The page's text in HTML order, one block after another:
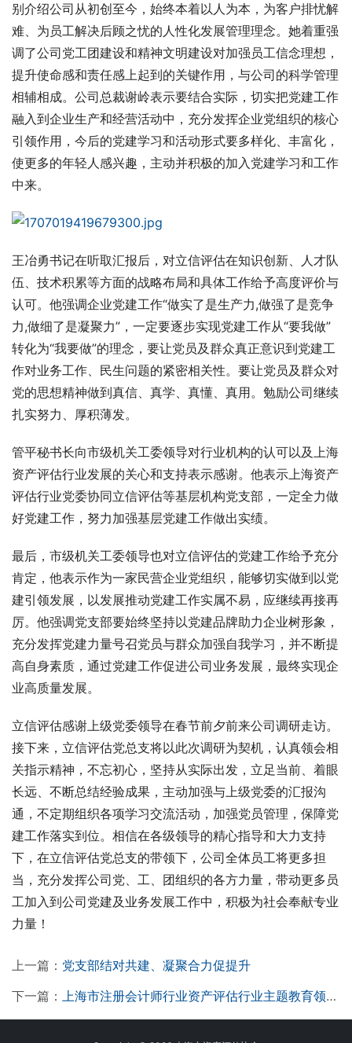
别介绍公司从初创至今，始终本着以人为本，为客户排忧解
难、为员工解决后顾之忧的人性化发展管理理念。她着重强
调了公司党工团建设和精神文明建设对加强员工信念理想，
提升使命感和责任感上起到的关键作用，与公司的科学管理
相辅相成。公司总裁谢岭表示要结合实际，切实把党建工作
融入到企业生产和经营活动中，充分发挥企业党组织的核心
引领作用，今后的党建学习和活动形式要多样化、丰富化，
使更多的年轻人感兴趣，主动并积极的加入党建学习和工作
中来。
王冶勇书记在听取汇报后，对立信评估在知识创新、人才队
伍、技术积累等方面的战略布局和具体工作给予高度评价与
认可。他强调企业党建工作“做实了是生产力,做强了是竞争
力,做细了是凝聚力”，一定要逐步实现党建工作从“要我做”
转化为“我要做”的理念，要让党员及群众真正意识到党建工
作对业务工作、民生问题的紧密相关性。要让党员及群众对
党的思想精神做到真信、真学、真懂、真用。勉励公司继续
扎实努力、厚积薄发。
管平秘书长向市级机关工委领导对行业机构的认可以及上海
资产评估行业发展的关心和支持表示感谢。他表示上海资产
评估行业党委协同立信评估等基层机构党支部，一定全力做
好党建工作，努力加强基层党建工作做出实绩。
最后，市级机关工委领导也对立信评估的党建工作给予充分
肯定，他表示作为一家民营企业党组织，能够切实做到以党
建引领发展，以发展推动党建工作实属不易，应继续再接再
厉。他强调党支部要始终坚持以党建品牌助力企业树形象，
充分发挥党建力量号召党员与群众加强自我学习，并不断提
高自身素质，通过党建工作促进公司业务发展，最终实现企
业高质量发展。
立信评估感谢上级党委领导在春节前夕前来公司调研走访。
接下来，立信评估党总支将以此次调研为契机，认真领会相
关指示精神，不忘初心，坚持从实际出发，立足当前、着眼
长远、不断总结经验成果，主动加强与上级党委的汇报沟
通，不定期组织各项学习交流活动，加强党员管理，保障党
建工作落实到位。相信在各级领导的精心指导和大力支持
下，在立信评估党总支的带领下，公司全体员工将更多担
当，充分发挥公司党、工、团组织的各方力量，带动更多员
工加入到公司党建及业务发展工作中，积极为社会奉献专业
力量！
上一篇： 党支部结对共建、凝聚合力促提升
下一篇： 上海市注册会计师行业资产评估行业主题教育领导小组召开主题教育总结会